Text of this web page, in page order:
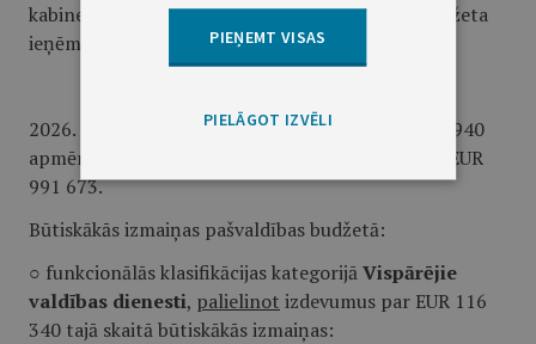
kabineta noteikumu Nr. 1032 "Noteikumi par budžeta
ieņēmumu klasifikāciju" prasībām.
2026. gadā budžetā plānoti izdevumi EUR 41 028 940
apmērā, veikti grozījumi 2026. gada budžetā par EUR
991 673.
Būtiskākās izmaiņas pašvaldības budžetā:
○ funkcionālās klasifikācijas kategorijāVispārējie
valdības dienesti, palielinot izdevumus par EUR 116
340 tajā skaitā būtiskākās izmaiņas:
PIEŅEMT VISAS
PIELĀGOT IZVĒLI